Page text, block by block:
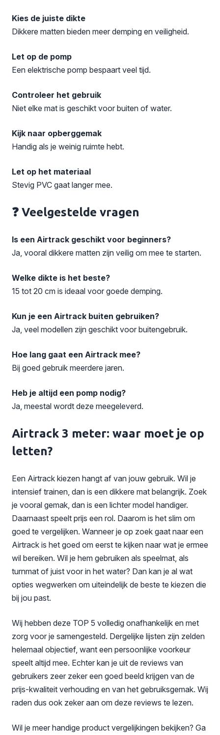
Kies de juiste dikte
Dikkere matten bieden meer demping en veiligheid.
Let op de pomp
Een elektrische pomp bespaart veel tijd.
Controleer het gebruik
Niet elke mat is geschikt voor buiten of water.
Kijk naar opberggemak
Handig als je weinig ruimte hebt.
Let op het materiaal
Stevig PVC gaat langer mee.
❓ Veelgestelde vragen
Is een Airtrack geschikt voor beginners?
Ja, vooral dikkere matten zijn veilig om mee te starten.
Welke dikte is het beste?
15 tot 20 cm is ideaal voor goede demping.
Kun je een Airtrack buiten gebruiken?
Ja, veel modellen zijn geschikt voor buitengebruik.
Hoe lang gaat een Airtrack mee?
Bij goed gebruik meerdere jaren.
Heb je altijd een pomp nodig?
Ja, meestal wordt deze meegeleverd.
Airtrack 3 meter: waar moet je op
letten?
Een Airtrack kiezen hangt af van jouw gebruik. Wil je
intensief trainen, dan is een dikkere mat belangrijk. Zoek
je vooral gemak, dan is een lichter model handiger.
Daarnaast speelt prijs een rol. Daarom is het slim om
goed te vergelijken. Wanneer je op zoek gaat naar een
Airtrack is het goed om eerst te kijken naar wat je ermee
wil bereiken. Wil je hem gebruiken als speelmat, als
turnmat of juist voor in het water? Dan kan je al wat
opties wegwerken om uiteindelijk de beste te kiezen die
bij jou past.
Wij hebben deze TOP 5 volledig onafhankelijk en met
zorg voor je samengesteld. Dergelijke lijsten zijn zelden
helemaal objectief, want een persoonlijke voorkeur
speelt altijd mee. Echter kan je uit de reviews van
gebruikers zeer zeker een goed beeld krijgen van de
prijs-kwaliteit verhouding en van het gebruiksgemak. Wij
raden dus ook zeker aan om deze reviews te lezen.
Wil je meer handige product vergelijkingen bekijken? Ga